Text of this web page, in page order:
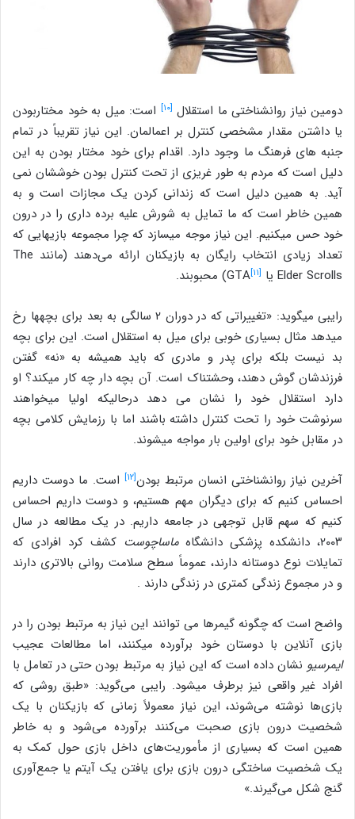
دومین نیاز روانشناختی ما استقلال [۱۰]
است: میل به خود مختاربودن
یا داشتن مقدار مشخصی کنترل بر اعمالمان. این نیاز تقریباً در تمام
جنبه های فرهنگ ما وجود دارد. اقدام برای خود مختار بودن به این
دلیل است که مردم به طور غریزی از تحت کنترل بودن خوششان نمی
آید. به همین دلیل است که زندانی کردن یک مجازات است و به
همین خاطر است که ما تمایل به شورش علیه برده داری را در درون
خود حس می‎کنیم. این نیاز موجه می‎سازد که چرا مجموعه بازی‎هایی که
تعداد زیادی انتخاب‌ رایگان به بازیکنان ارائه می‌دهند (مانند The
Elder Scrolls یا GTA
[۱۱] ) محبوبند.
رایبی می‎گوید: «تغییراتی که در دوران ۲ سالگی به بعد برای بچه‎ها رخ
می‎دهد مثال بسیاری خوبی برای میل به استقلال است. این برای بچه
بد نیست بلکه برای پدر و مادری که باید همیشه به «نه» گفتن
فرزندشان گوش دهند، وحشتناک است. آن بچه دار چه کار می‎کند؟ او
دارد استقلال خود را نشان می دهد درحالیکه اولیا می‎خواهند
سرنوشت خود را تحت کنترل داشته باشند اما با رزمایش کلامی بچه
در مقابل خود برای اولین بار مواجه می‎شوند.
آخرین نیاز روانشناختی انسان مرتبط بودن[۱۲]
است. ما دوست داریم
احساس کنیم که برای دیگران مهم هستیم، و دوست داریم احساس
کنیم که سهم قابل توجهی در جامعه داریم. در یک مطالعه در سال
۲۰۰۳، دانشکده پزشکی دانشگاه
ماساچوست کشف کرد افرادی که
تمایلات نوع دوستانه دارند، عموماً سطح سلامت روانی بالاتری دارند
و در مجموع زندگی کمتری در زندگی دارند .
واضح است که چگونه گیمرها می توانند این نیاز به مرتبط بودن را در
بازی آنلاین با دوستان خود برآورده می‎کنند، اما مطالعات عجیب
ایمرسیو نشان داده است که این نیاز به مرتبط بودن حتی در تعامل با
افراد غیر واقعی نیز برطرف می‎شود. رایبی می‌گوید: «طبق روشی که
بازی‌ها نوشته می‌شوند، این نیاز معمولاً زمانی که بازیکنان با یک
شخصیت درون بازی صحبت می‌کنند برآورده می‌شود و به خاطر
همین است که بسیاری از مأموریت‌های داخل بازی حول کمک به
یک شخصیت ساختگی درون بازی برای یافتن یک آیتم یا جمع‌آوری
گنج شکل می‌گیرند.»